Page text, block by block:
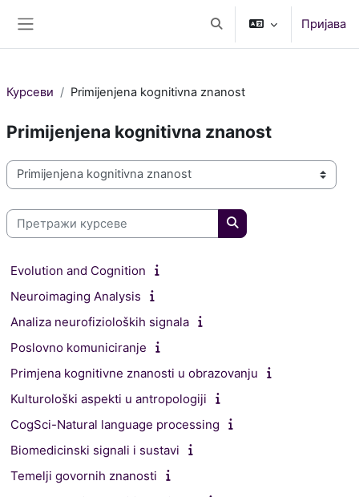
Укључи/искључи поље
Пријава
Курсеви Primijenjena kognitivna znanost
Primijenjena kognitivna znanost
Категорије курсева
Претражи курсеве
Претражи курсеве
Evolution and Cognition
Neuroimaging Analysis
Analiza neurofizioloških signala
Poslovno komuniciranje
Primjena kognitivne znanosti u obrazovanju
Kulturološki aspekti u antropologiji
CogSci-Natural language processing
Biomedicinski signali i sustavi
Temelji govornih znanosti